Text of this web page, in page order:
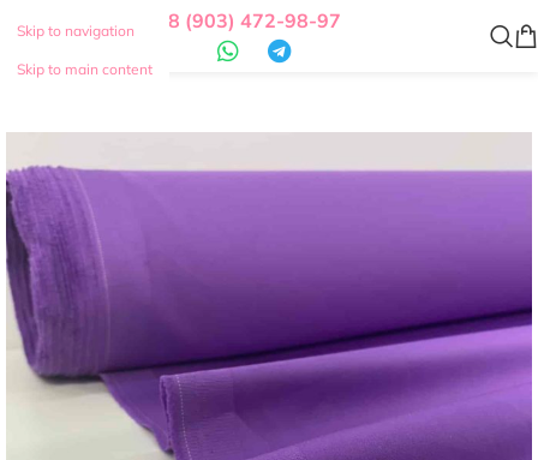
Skip to navigation
Skip to main content
8 (903) 472-98-97